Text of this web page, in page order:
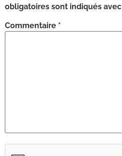
obligatoires sont indiqués avec
Commentaire *